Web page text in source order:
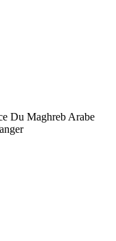
Du Maghreb Arabe